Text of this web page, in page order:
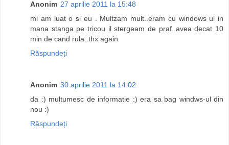
Anonim 27 aprilie 2011 la 15:48
mi am luat o si eu . Multzam mult..eram cu windows ul in
mana stanga pe tricou il stergeam de praf..avea decat 10
min de cand rula..thx again
Răspundeți
Anonim 30 aprilie 2011 la 14:02
da :) multumesc de informatie :) era sa bag windws-ul din
nou :)
Răspundeți